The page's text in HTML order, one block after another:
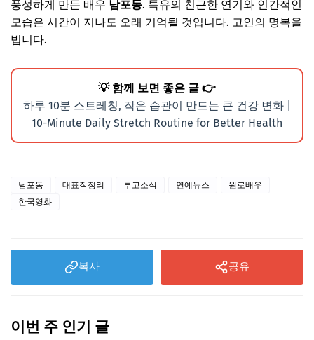
풍성하게 만든 배우 남포동. 특유의 친근한 연기와 인간적인
모습은 시간이 지나도 오래 기억될 것입니다. 고인의 명복을
빕니다.
💡 함께 보면 좋은 글 👉
하루 10분 스트레칭, 작은 습관이 만드는 큰 건강 변화 |
10-Minute Daily Stretch Routine for Better Health
남포동 대표작정리 부고소식 연예뉴스
원로배우
한국영화
복사 공유
이번 주 인기 글